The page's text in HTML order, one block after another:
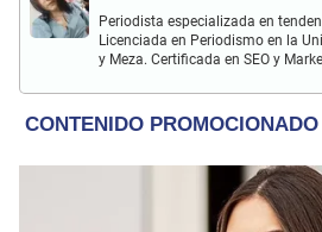
Periodista especializada en
Licenciada en Periodismo en la
y Meza. Certificada en SEO y
farándula y más.